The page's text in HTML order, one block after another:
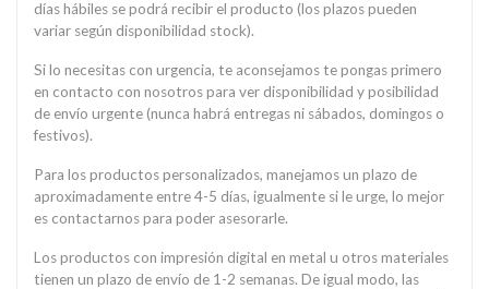
días hábiles se podrá recibir el producto (los plazos pueden
variar según disponibilidad stock).
Si lo necesitas con urgencia, te aconsejamos te pongas primero
en contacto con nosotros para ver disponibilidad y posibilidad
de envío urgente (nunca habrá entregas ni sábados, domingos o
festivos).
Para los productos personalizados, manejamos un plazo de
aproximadamente entre 4-5 días, igualmente si le urge, lo mejor
es contactarnos para poder asesorarle.
Los productos con impresión digital en metal u otros materiales
tienen un plazo de envío de 1-2 semanas. De igual modo, las